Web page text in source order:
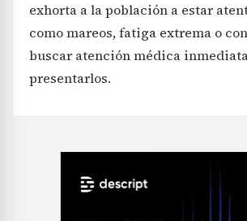
exhorta a la población a estar
como mareos, fatiga extrema o
buscar atención médica
presentarlos.